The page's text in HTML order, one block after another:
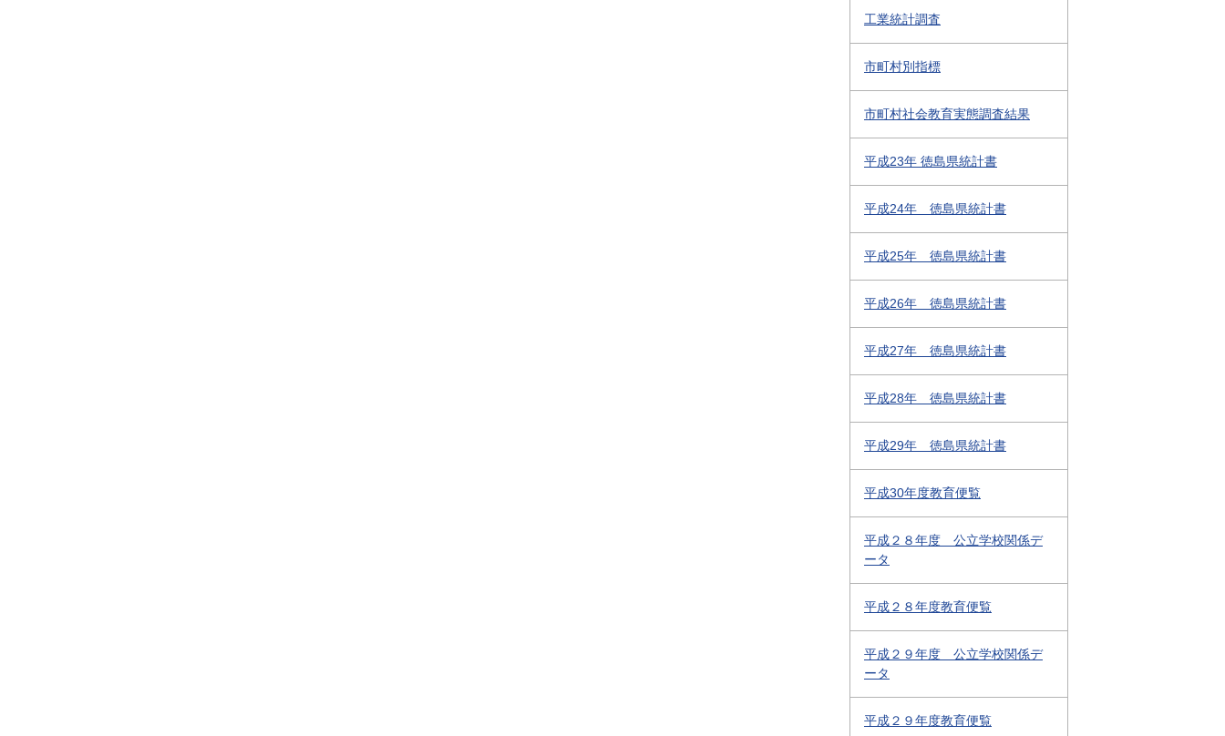
工業統計調査
市町村別指標
市町村社会教育実態調査結果
平成23年 徳島県統計書
平成24年 徳島県統計書
平成25年 徳島県統計書
平成26年 徳島県統計書
平成27年 徳島県統計書
平成28年 徳島県統計書
平成29年 徳島県統計書
平成30年度教育便覧
平成２８年度 公立学校関係デ
ータ
平成２８年度教育便覧
平成２９年度 公立学校関係デ
ータ
平成２９年度教育便覧